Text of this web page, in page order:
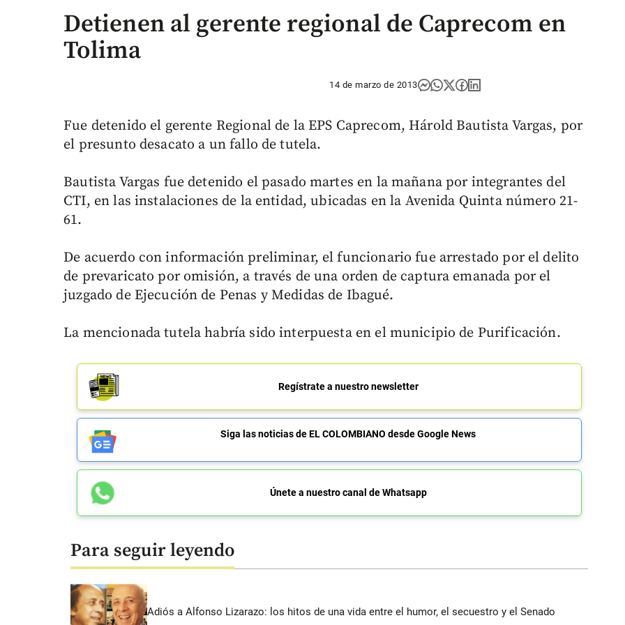
Detienen al gerente regional de Caprecom en
Tolima
14 de marzo de 2013
Fue detenido el gerente Regional de la EPS Caprecom, Hárold Bautista Vargas, por
el presunto desacato a un fallo de tutela.
Bautista Vargas fue detenido el pasado martes en la mañana por integrantes del
CTI, en las instalaciones de la entidad, ubicadas en la Avenida Quinta número 21-
61.
De acuerdo con información preliminar, el funcionario fue arrestado por el delito
de prevaricato por omisión, a través de una orden de captura emanada por el
juzgado de Ejecución de Penas y Medidas de Ibagué.
La mencionada tutela habría sido interpuesta en el municipio de Purificación.
Regístrate a nuestro newsletter
Siga las noticias de EL COLOMBIANO desde Google News
Únete a nuestro canal de Whatsapp
Para seguir leyendo
Adiós a Alfonso Lizarazo: los hitos de una vida entre el humor, el secuestro y el Senado